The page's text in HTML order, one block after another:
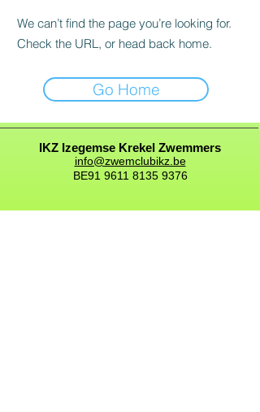
We can’t find the page you’re looking for.
Check the URL, or head back home.
Go Home
IKZ Izegemse Krekel Zwemmers
info@zwemclubikz.be
BE91 9611 8135 9376